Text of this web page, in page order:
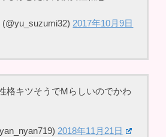
2017年10月9日
格キツそうでMらしいのでかわ
2018年11月21日